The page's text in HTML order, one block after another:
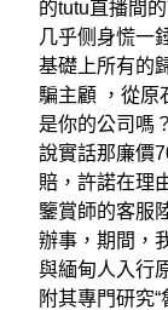
的tutu直播間
几乎侧身慌一
基礎上所有的
騙主顧 ，從原
是你的公司嗎
說實話那廉價
賠，許諾在理
鑒賞師的客服
辦事，期間，
與緬甸人入行
附其專門研究